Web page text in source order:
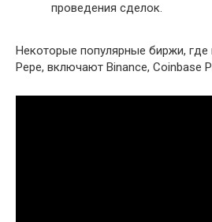
проведения сделок.
Некоторые популярные биржи, где
Pepe, включают Binance, Coinbase